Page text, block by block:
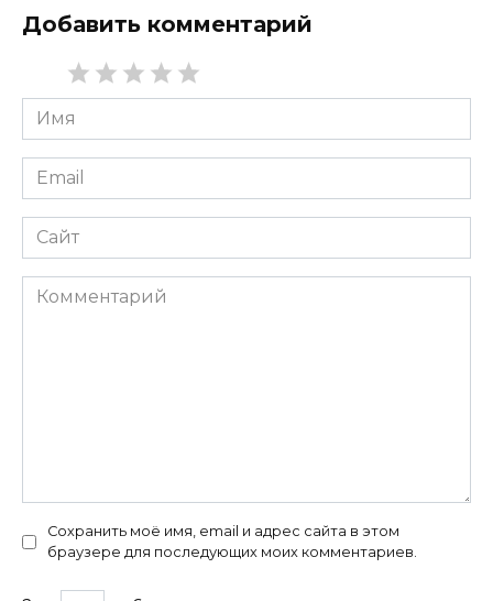
Добавить комментарий
Имя
*
Email
*
Сайт
Комментарий
Сохранить моё имя, email и адрес сайта в этом
браузере для последующих моих комментариев.